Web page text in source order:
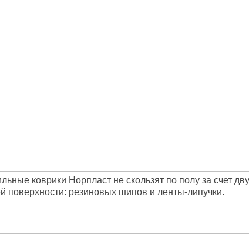
коврики Норпласт не скользят по полу за счет
поверхности: резиновых шипов и ленты-липучки.